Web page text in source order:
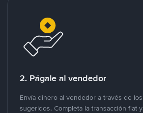
2. Págale al vendedor
Envía dinero al vendedor a través de
sugeridos. Completa la transacción fiat